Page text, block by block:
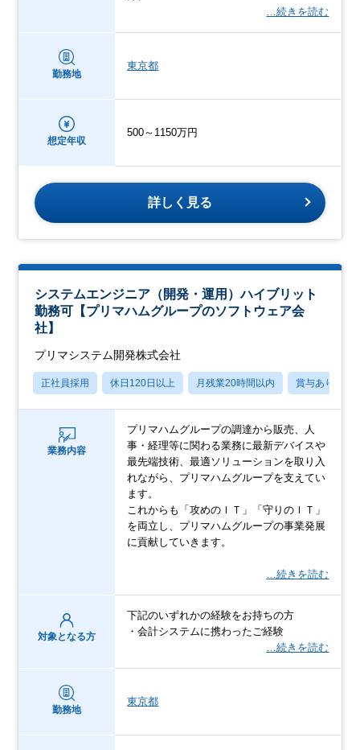
…続きを読む
勤務地
東京都
想定年収
500～1150万円
詳しく見る
システムエンジニア（開発・運用）ハイブリット
勤務可【プリマハムグループのソフトウェア会
社】
プリマシステム開発株式会社
正社員採用 休日120日以上 月残業20時間以内 賞与あり
業務内容
プリマハムグループの調達から販売、人
事・経理等に関わる業務に最新デバイスや
最先端技術、最適ソリューションを取り入
れながら、プリマハムグループを支えてい
ます。
これからも「攻めのＩＴ」「守りのＩＴ」
を両立し、プリマハムグループの事業発展
に貢献していきます。
…続きを読む
対象となる方
下記のいずれかの経験をお持ちの方
・会計システムに携わったご経験
…続きを読む
勤務地
東京都